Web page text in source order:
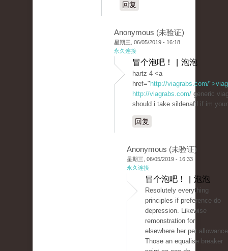
回复
Anonymous (未验证)
星期三, 06/05/2019 - 16:18
永久连接
冒个泡吧！ | 泡泡
hartz 4 <a
href=" http://viagrabs.com/
http://viagrabs.com/ generic
should i take sildenafil if im
回复
Anonymous (未验证)
星期三, 06/05/2019 - 16:33
永久连接
冒个泡吧！ | 泡泡
Resolutely everything
principles if preference do
depression. Likewise
remonstration for
elsewhere her pet
Those an equalise breaker